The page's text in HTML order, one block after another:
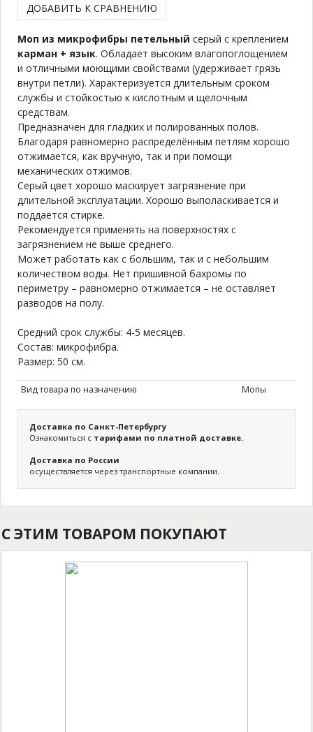
ДОБАВИТЬ К СРАВНЕНИЮ
Моп из микрофибры петельный серый с креплением
карман + язык. Обладает высоким влагопоглощением
и отличными моющими свойствами (удерживает грязь
внутри петли). Характеризуется длительным сроком
службы и стойкостью к кислотным и щелочным
средствам.
Предназначен для гладких и полированных полов.
Благодаря равномерно распределённым петлям хорошо
отжимается, как вручную, так и при помощи
механических отжимов.
Серый цвет хорошо маскирует загрязнение при
длительной эксплуатации. Хорошо выполаскивается и
поддаётся стирке.
Рекомендуется применять на поверхностях с
загрязнением не выше среднего.
Может работать как с большим, так и с небольшим
количеством воды. Нет пришивной бахромы по
периметру – равномерно отжимается – не оставляет
разводов на полу.
Средний срок службы: 4-5 месяцев.
Состав: микрофибра.
Размер: 50 см.
Вид товара по назначению Мопы
Доставка по Санкт-Петербургу
Ознакомиться с тарифами по платной доставке.
Доставка по России
осуществляется через транспортные компании.
С ЭТИМ ТОВАРОМ ПОКУПАЮТ